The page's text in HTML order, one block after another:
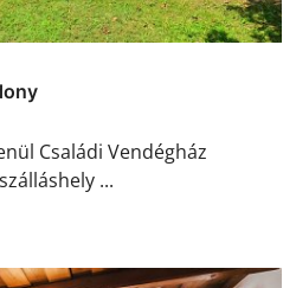
Családi Vendégház
...